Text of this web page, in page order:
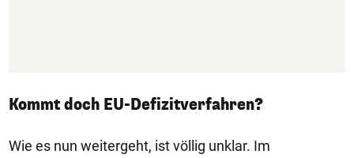
Kommt doch EU-Defizitverfahren?
Wie es nun weitergeht, ist völlig unklar. Im